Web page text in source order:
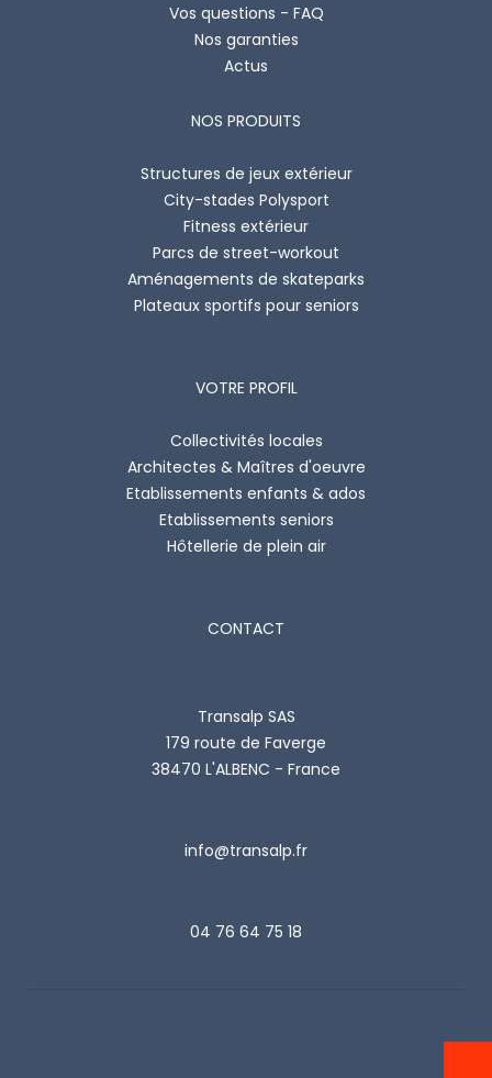
Vos questions - FAQ
Nos garanties
Actus
NOS PRODUITS
Structures de jeux extérieur
City-stades Polysport
Fitness extérieur
Parcs de street-workout
Aménagements de skateparks
Plateaux sportifs pour seniors
VOTRE PROFIL
Collectivités locales
Architectes & Maîtres d'oeuvre
Etablissements enfants & ados
Etablissements seniors
Hôtellerie de plein air
CONTACT
Transalp SAS
179 route de Faverge
38470 L'ALBENC - France
info@transalp.fr
04 76 64 75 18